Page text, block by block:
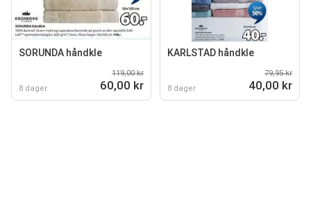
SORUNDA håndkle
8 dager
119,00 kr
60,00 kr
KARLSTAD håndkle
8 dager
79,95 kr
40,00 kr